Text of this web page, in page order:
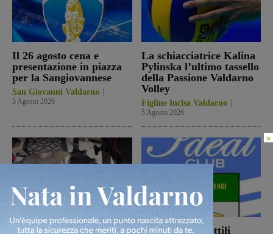
Il 26 agosto cena e
presentazione in piazza
per la Sangiovannese
San Giovanni Valdarno
5 Agosto 2026
La schiacciatrice Kalina
Pylinska l’ultimo tassello
della Passione Valdarno
Volley
Figline Incisa Valdarno
5 Agosto 2026
Ennesimo atto di
Con Stefano Sottili
×